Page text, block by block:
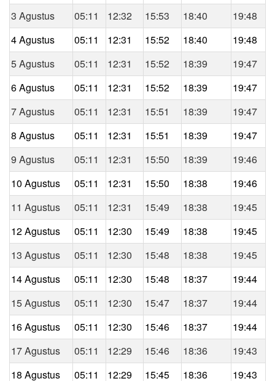
3 Agustus
05:11 12:32 15:53 18:40
19:48
4 Agustus
05:11 12:31 15:52 18:40
19:48
5 Agustus
05:11 12:31 15:52 18:39
19:47
6 Agustus
05:11 12:31 15:52 18:39
19:47
7 Agustus
05:11 12:31 15:51 18:39
19:47
8 Agustus
05:11 12:31 15:51 18:39
19:47
9 Agustus
05:11 12:31 15:50 18:39
19:46
10 Agustus
05:11 12:31 15:50 18:38
19:46
11 Agustus
05:11 12:31 15:49 18:38
19:45
12 Agustus
05:11 12:30 15:49 18:38
19:45
13 Agustus
05:11 12:30 15:48 18:38
19:45
14 Agustus
05:11 12:30 15:48 18:37
19:44
15 Agustus
05:11 12:30 15:47 18:37
19:44
16 Agustus
05:11 12:30 15:46 18:37
19:44
17 Agustus
05:11 12:29 15:46 18:36
19:43
18 Agustus
05:11 12:29 15:45 18:36 19:43